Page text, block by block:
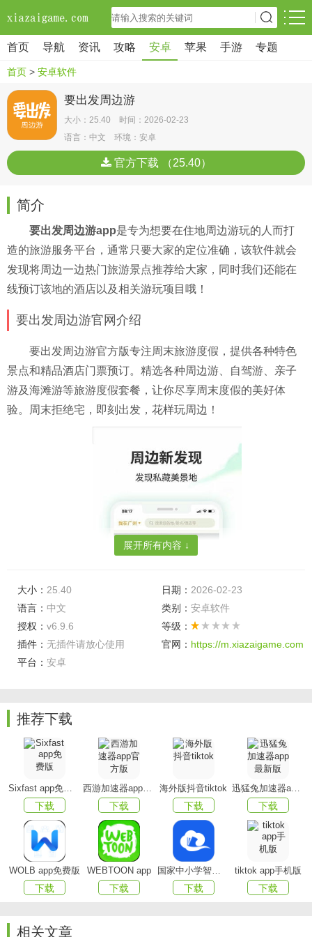
首页 导航 资讯 攻略 安卓 苹果 手游 专题
首页 > 安卓软件
要出发周边游
大小：25.40 时间：2026-02-23
语言：中文 环境：安卓
官方下载 （25.40）
简介
要出发周边游app是专为想要在住地周边游玩的人而打
造的旅游服务平台，通常只要大家的定位准确，该软件就会
发现将周边一边热门旅游景点推荐给大家，同时我们还能在
线预订该地的酒店以及相关游玩项目哦！
要出发周边游官网介绍
要出发周边游官方版专注周末旅游度假，提供各种特色
景点和精品酒店门票预订。精选各种周边游、自驾游、亲子
游及海滩游等旅游度假套餐，让你尽享周末度假的美好体
验。周末拒绝宅，即刻出发，花样玩周边！
要出发周边游app特色
新人礼包：
新注册领取大礼包，3重惊喜等你来；
促销专场：
一周一惊喜，促销专场精彩不断，度假产品丰富，价格
实惠；
人气玩点：
每周推出上周人气出游地，人气玩点精彩不容错过；
展开所有内容 ↓
大小： 25.40 日期： 2026-02-23
语言： 中文 类别： 安卓软件
授权： v6.9.6
等级：
插件： 无插件请放心使用 官网： https://m.xiazaigame.com
平台： 安卓
推荐下载
Sixfast app免费版
下载
西游加速器app官方版
下载
海外版抖音tiktok
下载
迅猛兔加速器app最新版
下载
WOLB app免费版
下载
WEBTOON app
下载
国家中小学智慧教育平台app(智慧中小学)
下载
tiktok app手机版
下载
相关文章